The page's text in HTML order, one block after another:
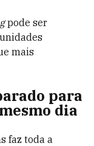
pode ser
mais
para
dia
faz toda a